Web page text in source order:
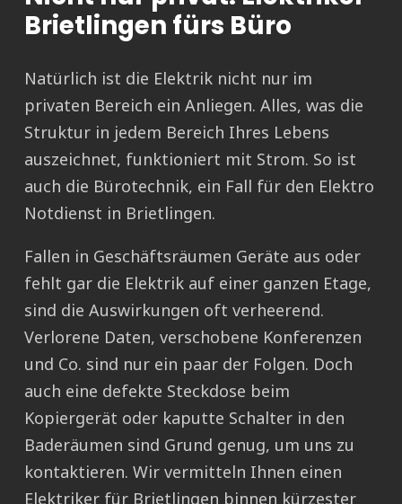
Brietlingen fürs Büro
Natürlich ist die Elektrik nicht nur im
privaten Bereich ein Anliegen. Alles, was die
Struktur in jedem Bereich Ihres Lebens
auszeichnet, funktioniert mit Strom. So ist
auch die Bürotechnik, ein Fall für den Elektro
Notdienst in Brietlingen.
Fallen in Geschäftsräumen Geräte aus oder
fehlt gar die Elektrik auf einer ganzen Etage,
sind die Auswirkungen oft verheerend.
Verlorene Daten, verschobene Konferenzen
und Co. sind nur ein paar der Folgen. Doch
auch eine defekte Steckdose beim
Kopiergerät oder kaputte Schalter in den
Baderäumen sind Grund genug, um uns zu
kontaktieren. Wir vermitteln Ihnen einen
Elektriker für Brietlingen binnen kürzester